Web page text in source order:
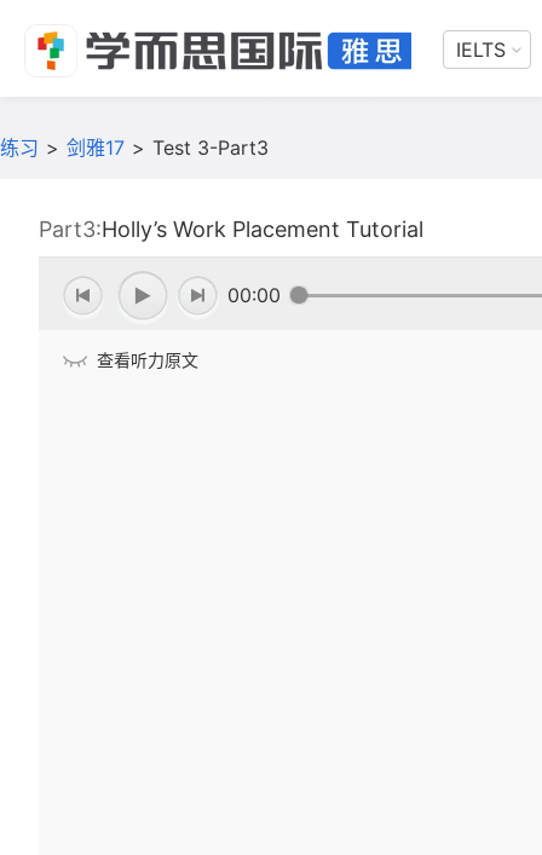
IELTS
练习 > 剑雅17 > Test 3-Part3
Part3:Holly’s Work Placement Tutorial
00:00
查看听力原文